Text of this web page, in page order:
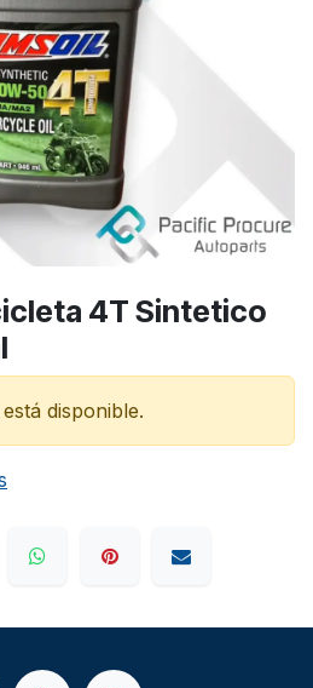
4T Sintetico
disponible.